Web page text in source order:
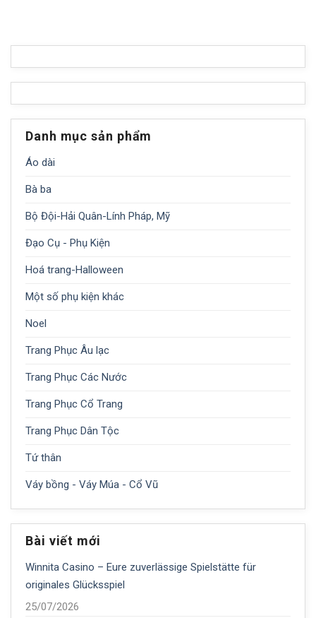
Danh mục sản phẩm
Áo dài
Bà ba
Bộ Đội-Hải Quân-Lính Pháp, Mỹ
Đạo Cụ - Phụ Kiện
Hoá trang-Halloween
Một số phụ kiện khác
Noel
Trang Phục Âu lạc
Trang Phục Các Nước
Trang Phục Cổ Trang
Trang Phục Dân Tộc
Tứ thân
Váy bồng - Váy Múa - Cổ Vũ
Bài viết mới
Winnita Casino – Eure zuverlässige Spielstätte für
originales Glücksspiel
25/07/2026